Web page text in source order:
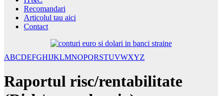
Recomandari
Articolul tau aici
Contact
ABCDEFGHIJKLMNOPQRSTUVWXYZ
Raportul risc/rentabilitate